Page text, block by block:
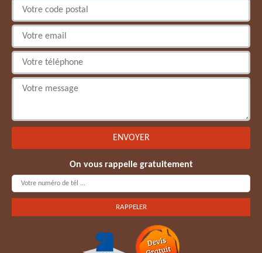
On vous rappelle gratuitement